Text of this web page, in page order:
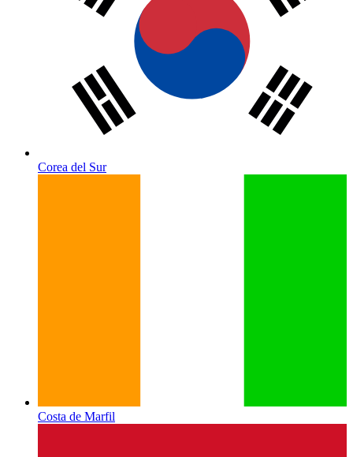
Corea del Sur
Costa de Marfil